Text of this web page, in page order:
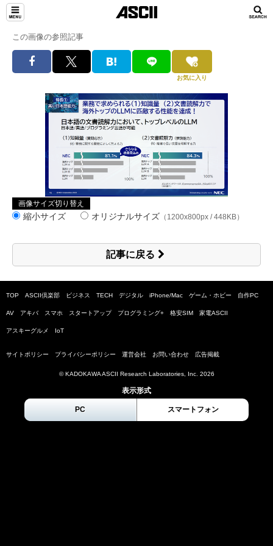
この画像の参照記事
お気に入り
画像サイズ切り替え
縮小サイズ オリジナルサイズ （1200x800px / 448KB）
記事に戻る
TOP ASCII倶楽部 ビジネス TECH デジタル iPhone/Mac ゲーム・ホビー 自作PC
AV アキバ スマホ スタートアップ プログラミング+ 格安SIM 家電ASCII
アスキーグルメ IoT
サイトポリシー プライバシーポリシー 運営会社 お問い合わせ 広告掲載
© KADOKAWA ASCII Research Laboratories, Inc. 2026
表示形式
PC スマートフォン